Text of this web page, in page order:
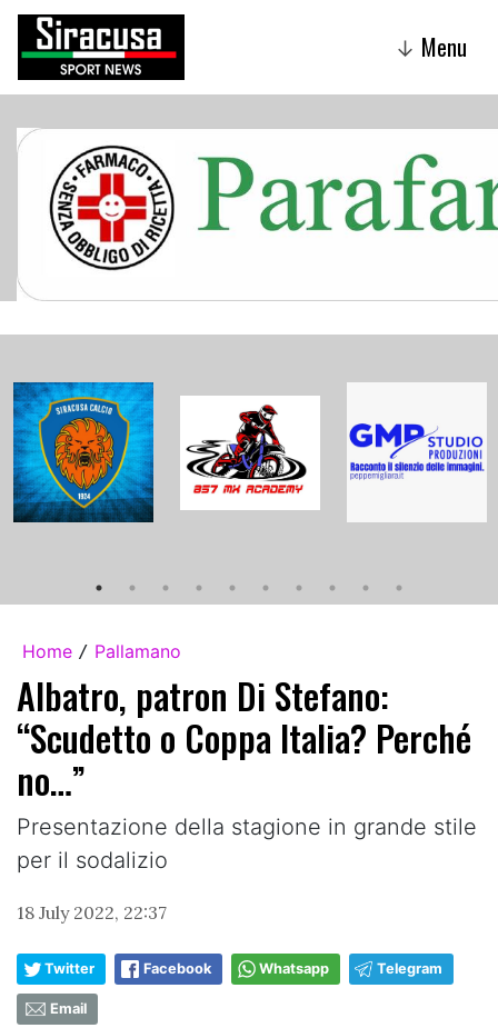
↓ Menu
Home / Pallamano
Albatro, patron Di Stefano:
“Scudetto o Coppa Italia? Perché
no…”
Presentazione della stagione in grande stile
per il sodalizio
18 July 2022, 22:37
Twitter Facebook Whatsapp Telegram
Email